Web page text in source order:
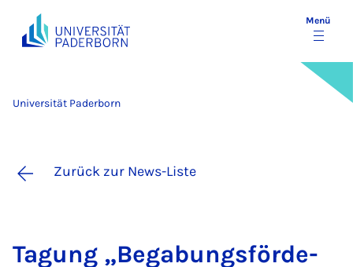
Menü
Universität Paderborn
Zurück zur News-Liste
Ta­gung „Be­ga­bungs­för­de­